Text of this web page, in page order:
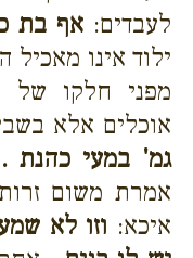
לעבדים: אף בת
ילוד אינו
מפני חלקו של
אוכלים אלא
גמ' במעי כהנת .
אמרת משום
איכא: וזו לא